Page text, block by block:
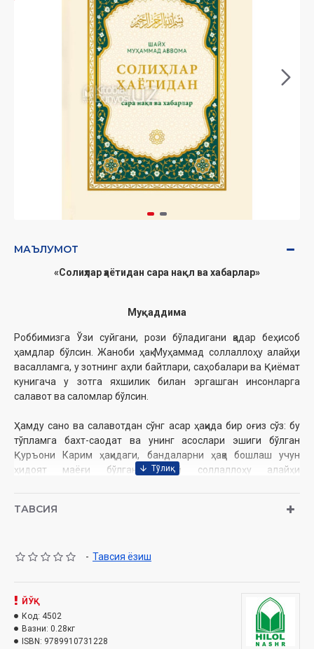
МАЪЛУМОТ
«Солиҳлар ҳаётидан сара нақл ва хабарлар»
Муқаддима
Роббимизга Ўзи суйгани, рози бўладигани қадар беҳисоб
ҳамдлар бўлсин. Жаноби ҳақ Муҳаммад соллаллоҳу алайҳи
васалламга, у зотнинг аҳли байтлари, саҳобалари ва Қиёмат
кунигача у зотга яхшилик билан эргашган инсонларга
салавот ва саломлар бўлсин.
Ҳамду сано ва салавотдан сўнг асар ҳақида бир оғиз сўз: бу
тўпламга бахт-саодат ва унинг асослари эшиги бўлган
Қуръони Карим ҳақидаги, бандаларни ҳаққа бошлаш учун
ҳидоят маёғи бўлган Набий соллаллоҳу алайҳи
сўзловчи ривоятлар, илмдан бохабар инсонлар, олимлар,
қизиқарли ҳикоялар танлаб олинди.
киришган, «Аллоҳ шундай деди, Расули шундай деди»,
дейиш билан чин дилдан машғул бўладиган иймонли
ниҳоллар ва ўсиб келаётган ёшлар учун ёздим. Юқорида
зикри келган тоифадаги инсонлар, уларнинг ҳолатлари, илм
ТАВСИЯ
- Тавсия ёзиш
ЙЎҚ
Код: 4502
Вазни: 0.28кг
ISBN: 9789910731228